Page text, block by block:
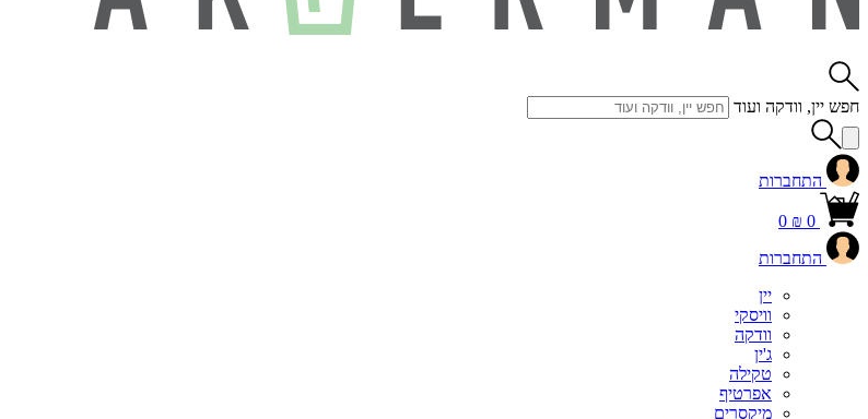
חפש יין, וודקה ועוד
התחברות
0
0 ₪
התחברות
יין
וויסקי
וודקה
ג'ין
טקילה
אפרטיף
מיקסרים